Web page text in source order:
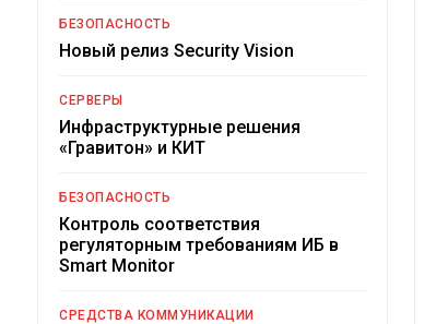
БЕЗОПАСНОСТЬ
Новый релиз Security Vision
СЕРВЕРЫ
Инфраструктурные решения
«Гравитон» и КИТ
БЕЗОПАСНОСТЬ
Контроль соответствия
регуляторным требованиям ИБ в
Smart Monitor
СРЕДСТВА КОММУНИКАЦИИ